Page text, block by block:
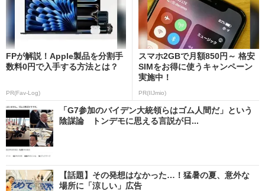
FPが解説！Apple製品を分割手
数料0円で入手する方法とは？
PR(Fav-Log)
スマホ2GBで月額850円～ 格安
SIMをお得に使うキャンペーン
実施中！
PR(IIJmio)
「G7参加のバイデン大統領らはゴム人間だ」という
陰謀論 トンデモに思える言説が日...
【話題】その発想はなかった…！猛暑の夏、意外な
場所に「涼しい」広告